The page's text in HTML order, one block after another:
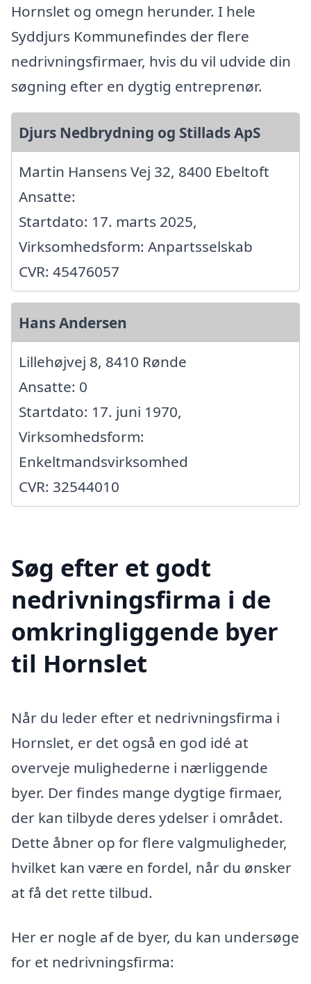
Hornslet og omegn herunder. I hele
Syddjurs Kommunefindes der flere
nedrivningsfirmaer, hvis du vil udvide din
søgning efter en dygtig entreprenør.
Djurs Nedbrydning og Stillads ApS
Martin Hansens Vej 32, 8400 Ebeltoft
Ansatte:
Startdato: 17. marts 2025,
Virksomhedsform: Anpartsselskab
CVR: 45476057
Hans Andersen
Lillehøjvej 8, 8410 Rønde
Ansatte: 0
Startdato: 17. juni 1970,
Virksomhedsform:
Enkeltmandsvirksomhed
CVR: 32544010
Søg efter et godt
nedrivningsfirma i de
omkringliggende byer
til Hornslet
Når du leder efter et nedrivningsfirma i
Hornslet, er det også en god idé at
overveje mulighederne i nærliggende
byer. Der findes mange dygtige firmaer,
der kan tilbyde deres ydelser i området.
Dette åbner op for flere valgmuligheder,
hvilket kan være en fordel, når du ønsker
at få det rette tilbud.
Her er nogle af de byer, du kan undersøge
for et nedrivningsfirma: